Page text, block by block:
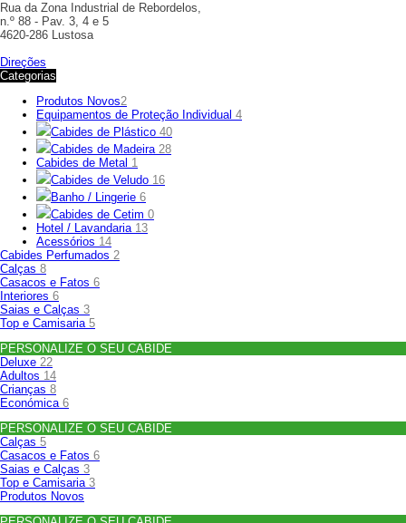
Rua da Zona Industrial de Rebordelos,
n.º 88 - Pav. 3, 4 e 5
4620-286 Lustosa
Direções
Categorias
Produtos Novos2
Equipamentos de Proteção Individual 4
Cabides de Plástico 40
Cabides de Madeira 28
Cabides de Metal 1
Cabides de Veludo 16
Banho / Lingerie 6
Cabides de Cetim 0
Hotel / Lavandaria 13
Acessórios 14
Cabides Perfumados 2
Calças 8
Casacos e Fatos 6
Interiores 6
Saias e Calças 3
Top e Camisaria 5
PERSONALIZE O SEU CABIDE
Deluxe 22
Adultos 14
Crianças 8
Económica 6
PERSONALIZE O SEU CABIDE
Calças 5
Casacos e Fatos 6
Saias e Calças 3
Top e Camisaria 3
Produtos Novos